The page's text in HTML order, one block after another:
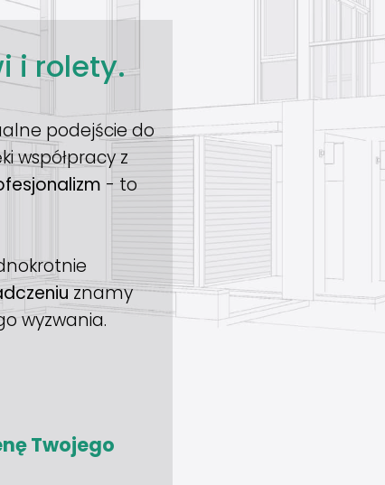
i rolety.
podejście do
współpracy z
- to
znamy
wyzwania.
Twojego